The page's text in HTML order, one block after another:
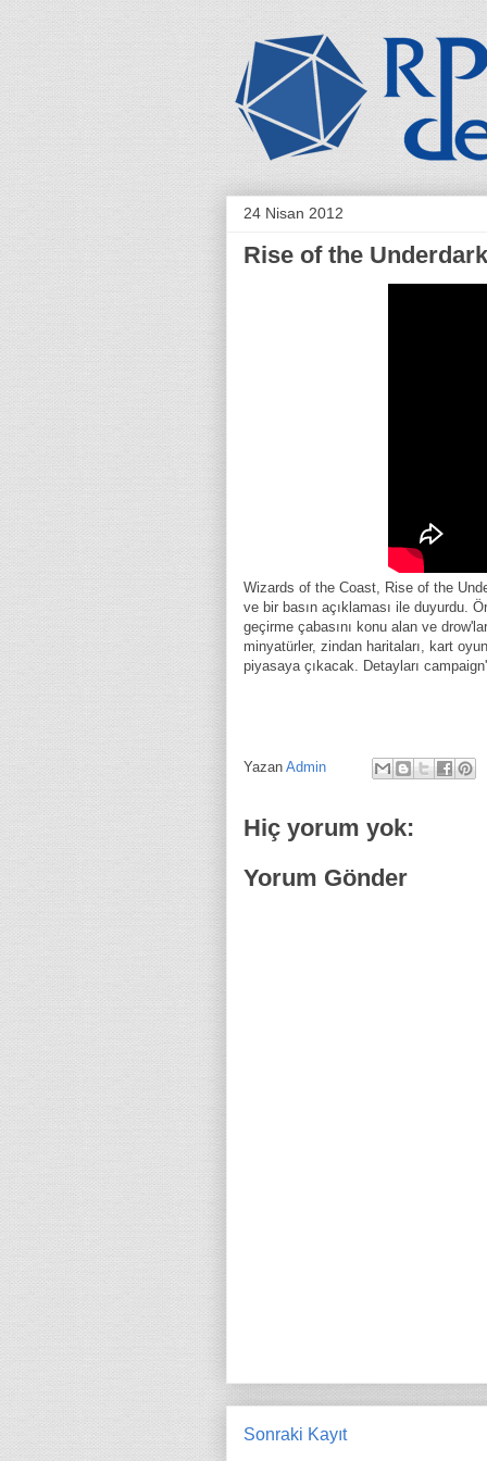
24 Nisan 2012
Rise of the Underdark
Wizards of the Coast, Rise of the
ve bir basın açıklaması ile duyurdu.
geçirme çabasını konu alan ve
minyatürler, zindan haritaları, kart
piyasaya çıkacak. Detayları
Yazan Admin
Hiç yorum yok:
Yorum Gönder
Sonraki Kayıt